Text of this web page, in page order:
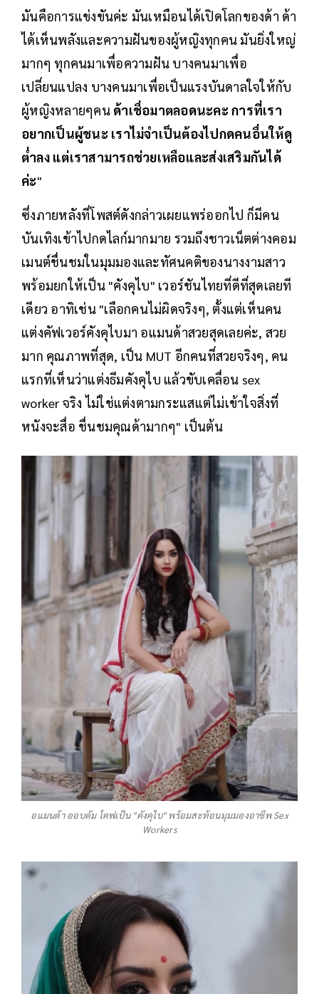
มันคือการแข่งขันค่ะ มันเหมือนได้เปิดโลกของด้า ด้า
ได้เห็นพลังและความฝันของผู้หญิงทุกคน มันยิ่งใหญ่
มากๆ ทุกคนมาเพื่อความฝัน บางคนมาเพื่อ
เปลี่ยนแปลง บางคนมาเพื่อเป็นแรงบันดาลใจให้กับ
ผู้หญิงหลายๆคน ด้าเชื่อมาตลอดนะคะ การที่เรา
อยากเป็นผู้ชนะ เราไม่จำเป็นต้องไปกดคนอื่นให้ดู
ต่ำลง แต่เราสามารถช่วยเหลือและส่งเสริมกันได้
ค่ะ"
ซึ่งภายหลังที่โพสต์ดังกล่าวเผยแพร่ออกไป ก็มีคน
บันเทิงเข้าไปกดไลก์มากมาย รวมถึงชาวเน็ตต่างคอม
เมนต์ชื่นชมในมุมมองและทัศนคติของนางงามสาว
พร้อมยกให้เป็น "คังคุไบ" เวอร์ชันไทยที่ดีที่สุดเลยที
เดียว อาทิเช่น "เลือกคนไม่ผิดจริงๆ, ตั้งแต่เห็นคน
แต่งคัฟเวอร์คังคุไบมา อแมนด้าสวยสุดเลยค่ะ, สวย
มาก คุณภาพที่สุด, เป็น MUT อีกคนที่สวยจริงๆ, คน
แรกที่เห็นว่าแต่งธีมคังคุไบ แล้วขับเคลื่อน sex
worker จริง ไม่ใช่แต่งตามกระแสแต่ไม่เข้าใจสิ่งที่
หนังจะสื่อ ชื่นชมคุณด้ามากๆ" เป็นต้น
อแมนด้า ออบดัม โคฟเป็น "คังคุไบ" พร้อมสะท้อนมุมมองอาชีพ Sex
Workers